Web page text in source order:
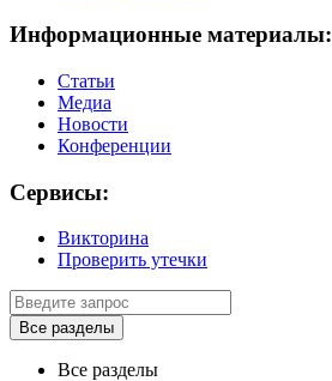
Информационные материалы:
Статьи
Медиа
Новости
Конференции
Сервисы:
Викторина
Проверить утечки
Все разделы
Все разделы